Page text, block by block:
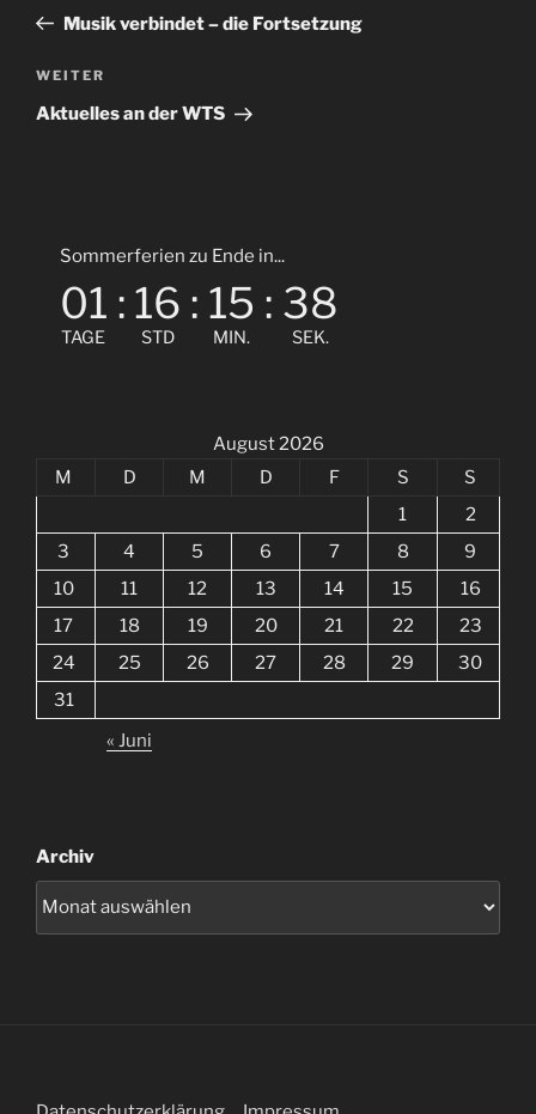
Beitrag
Musik verbindet – die Fortsetzung
Nächster
Beitrag
WEITER
Aktuelles an der WTS
Sommerferien zu Ende in...
01
TAGE
: 16
STD
: 15
MIN.
: 38
SEK.
August 2026
M
D M D F S
S
1
2
3
4 5 6 7 8
9
10
11 12 13 14 15
16
17
18 19 20 21 22
23
24
25 26 27 28 29
30
31
« Juni
Archiv